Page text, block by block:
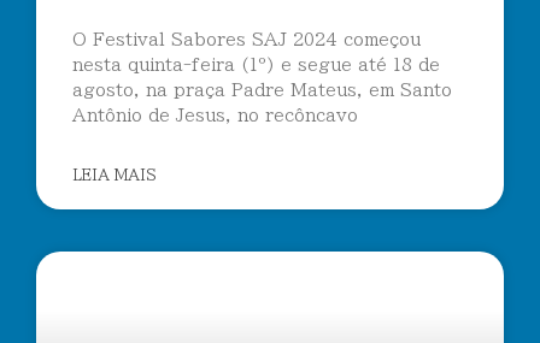
O Festival Sabores SAJ 2024 começou
nesta quinta-feira (1º) e segue até 18 de
agosto, na praça Padre Mateus, em Santo
Antônio de Jesus, no recôncavo
LEIA MAIS